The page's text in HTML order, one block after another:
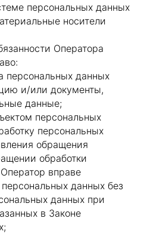
персональных данных
носители
Оператора
персональных данных
и/или документы,
данные;
персональных
персональных
обращения
обработки
вправе
данных без
данных при
в Законе